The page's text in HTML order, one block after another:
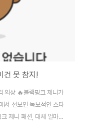
건 못 참지!
의상 🔥블랙핑크 제니가
서 선보인 독보적인 스타
제니 패션, 대체 얼마나
롭톱과 하이웨이스트